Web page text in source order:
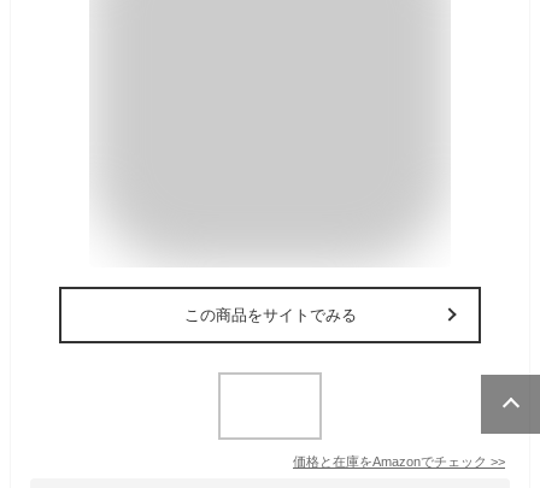
この商品をサイトでみる
価格と在庫をAmazonでチェック >>